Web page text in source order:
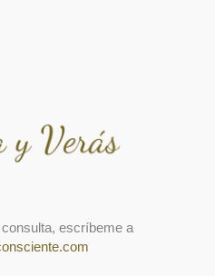
escríbeme a